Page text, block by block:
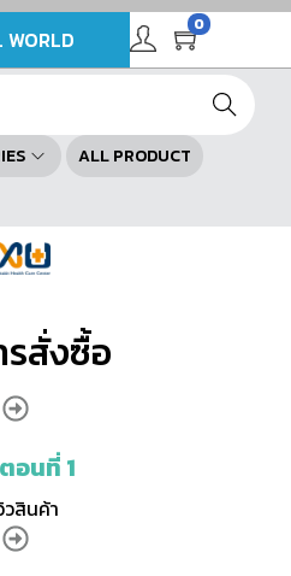
WORLD
0
Search
ALL PRODUCT
รสั่งซื้อ
อนที่ 1
วสินค้า